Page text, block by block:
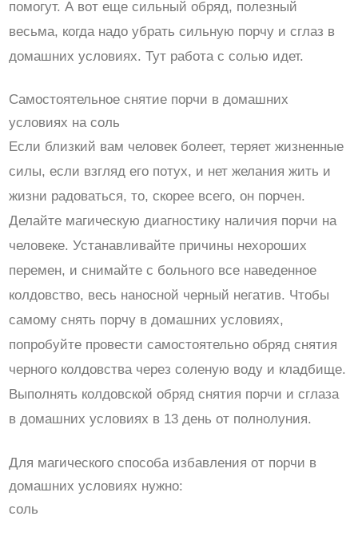
помогут. А вот еще сильный обряд, полезный
весьма, когда надо убрать сильную порчу и сглаз в
домашних условиях. Тут работа с солью идет.
Самостоятельное снятие порчи в домашних
условиях на соль
Если близкий вам человек болеет, теряет жизненные
силы, если взгляд его потух, и нет желания жить и
жизни радоваться, то, скорее всего, он порчен.
Делайте магическую диагностику наличия порчи на
человеке. Устанавливайте причины нехороших
перемен, и снимайте с больного все наведенное
колдовство, весь наносной черный негатив. Чтобы
самому снять порчу в домашних условиях,
попробуйте провести самостоятельно обряд снятия
черного колдовства через соленую воду и кладбище.
Выполнять колдовской обряд снятия порчи и сглаза
в домашних условиях в 13 день от полнолуния.
Для магического способа избавления от порчи в
домашних условиях нужно:
соль